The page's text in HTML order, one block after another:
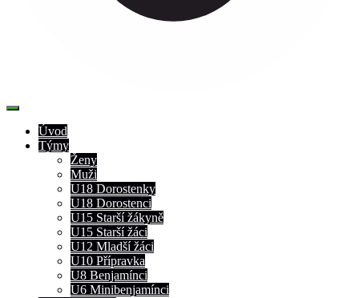
Úvod
Týmy
Ženy
Muži
U18 Dorostenky
U18 Dorostenci
U15 Starší žákyně
U15 Starší žáci
U12 Mladší žáci
U10 Přípravka
U8 Benjamínci
U6 Minibenjamínci